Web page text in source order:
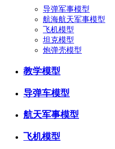
导弹军事模型
航海航天军事模型
飞机模型
坦克模型
炮弹壳模型
教学模型
导弹车模型
航天军事模型
飞机模型